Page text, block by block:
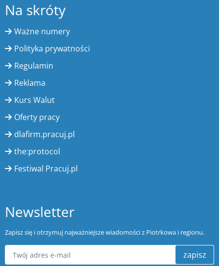
Na skróty
Ważne numery
Polityka prywatności
Regulamin
Reklama
Kurs Walut
Oferty pracy
dlafirm.pracuj.pl
the:protocol
Festiwal Pracuj.pl
Newsletter
Zapisz się i otrzymuj najważniejsze wiadomości z Piotrkowa i regionu.
zapisz